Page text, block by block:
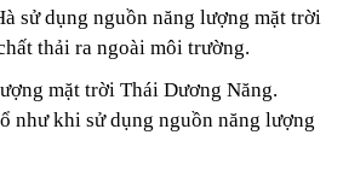
sử dụng nguồn năng lượng mặt trời
thải ra ngoài môi trường.
mặt trời Thái Dương Năng.
như khi sử dụng nguồn năng lượng